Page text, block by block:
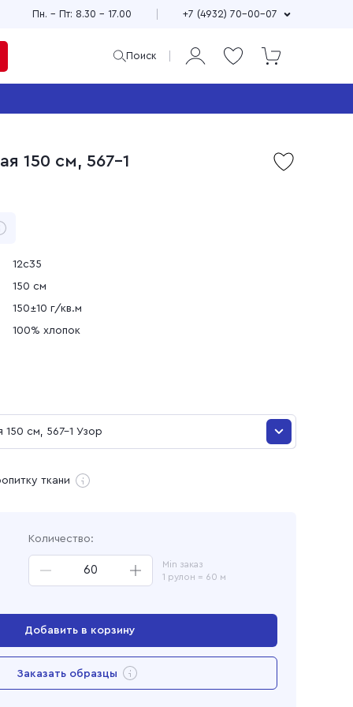
Пн. – Пт: 8.30 – 17.00 +7 (4932) 70-00-07
Поиск
150 см, 567-1
12с35
150 см
150±10 г/кв.м
100% хлопок
150 см, 567-1 Узор
150 см, 567-1 Узор
ткани
Количество:
Min заказ
1 рулон = 60 м
Добавить в корзину
Заказать образцы